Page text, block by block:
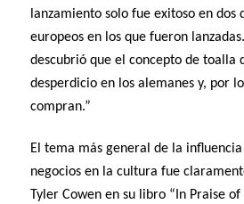
lanzamiento solo fue exitoso en dos
europeos en los que fueron
descubrió que el concepto de toalla
desperdicio en los alemanes y, por
compran.”
El tema más general de la
negocios en la cultura fue
Tyler Cowen en su libro “In Praise of